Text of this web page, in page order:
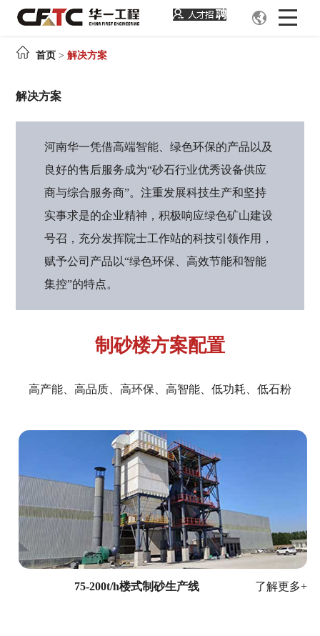
首
楼
心
解
决
方
首页 >解决方案
解决方案
河南华一凭借高端智能、绿色环保的产品以及
良好的售后服务成为“砂石行业优秀设备供应
商与综合服务商”。注重发展科技生产和坚持
实事求是的企业精神，积极响应绿色矿山建设
号召，充分发挥院士工作站的科技引领作用，
赋予公司产品以“绿色环保、高效节能和智能
集控”的特点。
制砂楼方案配置
高产能、高品质、高环保、高智能、低功耗、低石粉
75-200t/h楼式制砂生产线 了解更多+